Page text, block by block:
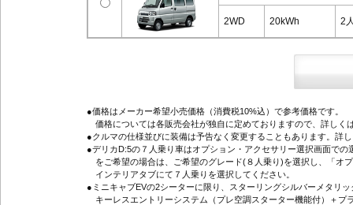
2WD 20kWh 2
●価格はメーカー希望小売価格（消費税10%込）で参考価格です。
価格については各販売会社が独自に定めておりますので、詳しく
●クルマの仕様並びに装備は予告なく変更することもあります。詳
●デリカD:5の７人乗り車はオプション・アクセサリー選択画面での
をご希望の場合は、ご希望のグレード(８人乗り)を選択し、「オ
インテリアタブにて７人乗りを選択してください。
●ミニキャブEVの2シーターに限り、スターリングシルバーメタリ
キーレスエントリーシステム（プレ空調スターター機能付）＋プ